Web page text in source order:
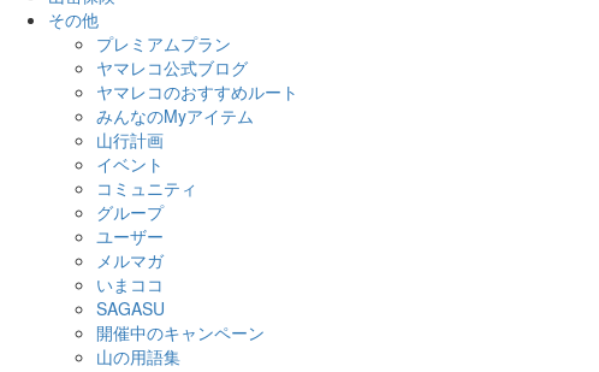
その他
プレミアムプラン
ヤマレコ公式ブログ
ヤマレコのおすすめルート
みんなのMyアイテム
山行計画
イベント
コミュニティ
グループ
ユーザー
メルマガ
いまココ
SAGASU
開催中のキャンペーン
山の用語集